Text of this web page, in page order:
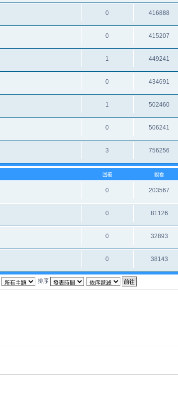
0 416888
0 415207
1 449241
0 434691
1 502460
0 506241
3 756256
回覆 觀看
0 203567
0 81126
0 32893
0 38143
排序